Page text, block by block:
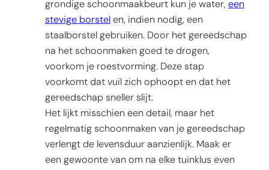
grondige schoonmaakbeurt kun je water, een
stevige borstel en, indien nodig, een
staalborstel gebruiken. Door het gereedschap
na het schoonmaken goed te drogen,
voorkom je roestvorming. Deze stap
voorkomt dat vuil zich ophoopt en dat het
gereedschap sneller slijt.
Het lijkt misschien een detail, maar het
regelmatig schoonmaken van je gereedschap
verlengt de levensduur aanzienlijk. Maak er
een gewoonte van om na elke tuinklus even